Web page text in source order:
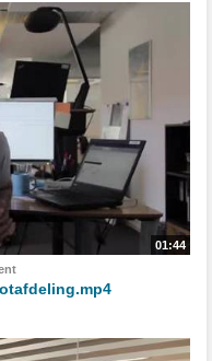
01:44